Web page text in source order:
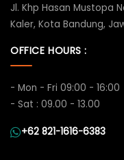
Jl. Khp Hasan Mustopa
Kaler, Kota Bandung,
OFFICE HOURS :
- Mon - Fri 09:00 - 16:00
- Sat : 09.00 - 13.00
+62 821-1616-6383